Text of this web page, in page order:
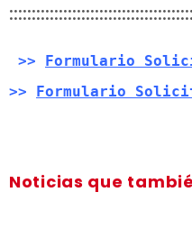
>> Formulario
>> Formulario
Noticias que